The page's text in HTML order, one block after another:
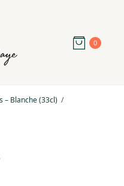
0
– Blanche (33cl)